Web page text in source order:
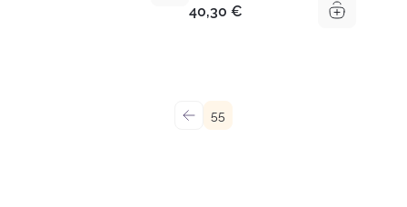
40,30 €
← 55